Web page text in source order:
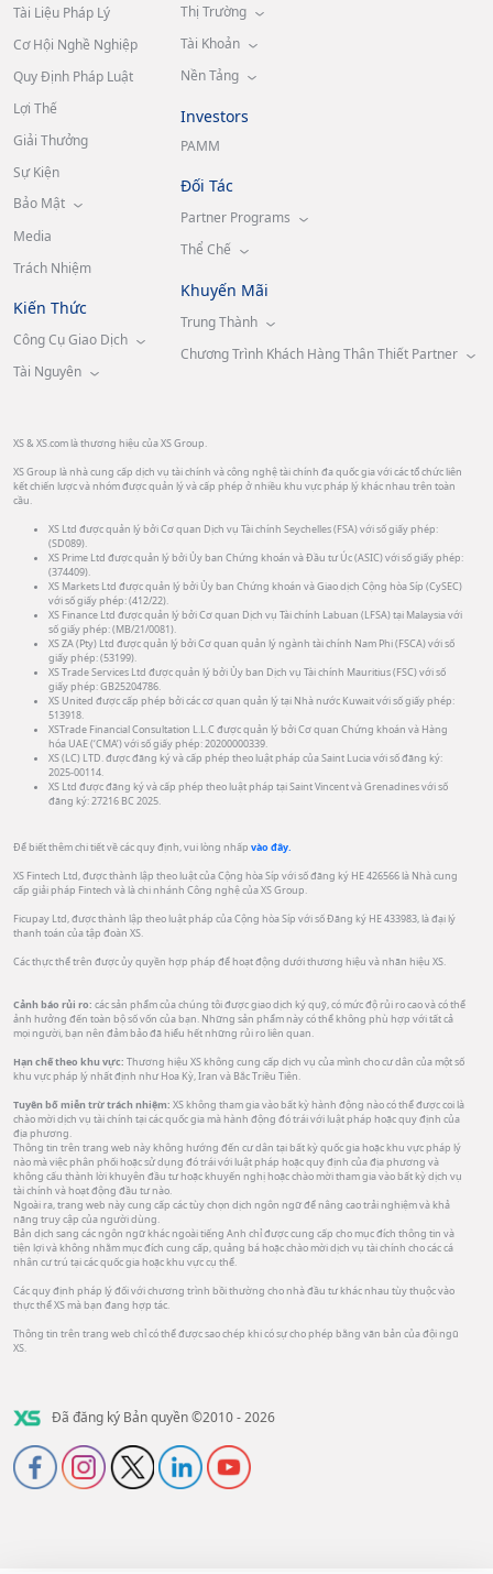
Tài Liệu Pháp Lý
Cơ Hội Nghề Nghiệp
Quy Định Pháp Luật
Lợi Thế
Giải Thưởng
Sự Kiện
Bảo Mật
Media
Trách Nhiệm
Kiến Thức
Công Cụ Giao Dịch
Tài Nguyên
Thị Trường
Tài Khoản
Nền Tảng
Investors
PAMM
Đối Tác
Partner Programs
Thể Chế
Khuyến Mãi
Trung Thành
Chương Trình Khách Hàng Thân Thiết Partner
XS & XS.com là thương hiệu của XS Group.
XS Group là nhà cung cấp dịch vụ tài chính và công nghệ tài chính đa quốc gia với các tổ chức liên
kết chiến lược và nhóm được quản lý và cấp phép ở nhiều khu vực pháp lý khác nhau trên toàn
cầu.
XS Ltd được quản lý bởi Cơ quan Dịch vụ Tài chính Seychelles (FSA) với số giấy phép:
(SD089).
XS Prime Ltd được quản lý bởi Ủy ban Chứng khoán và Đầu tư Úc (ASIC) với số giấy phép:
(374409).
XS Markets Ltd được quản lý bởi Ủy ban Chứng khoán và Giao dịch Cộng hòa Síp (CySEC)
với số giấy phép: (412/22).
XS Finance Ltd được quản lý bởi Cơ quan Dịch vụ Tài chính Labuan (LFSA) tại Malaysia với
số giấy phép: (MB/21/0081).
XS ZA (Pty) Ltd được quản lý bởi Cơ quan quản lý ngành tài chính Nam Phi (FSCA) với số
giấy phép: (53199).
XS Trade Services Ltd được quản lý bởi Ủy ban Dịch vụ Tài chính Mauritius (FSC) với số
giấy phép: GB25204786.
XS United được cấp phép bởi các cơ quan quản lý tại Nhà nước Kuwait với số giấy phép:
513918.
XSTrade Financial Consultation L.L.C được quản lý bởi Cơ quan Chứng khoán và Hàng
hóa UAE (‘CMA’) với số giấy phép: 20200000339.
XS (LC) LTD. được đăng ký và cấp phép theo luật pháp của Saint Lucia với số đăng ký:
2025-00114.
XS Ltd được đăng ký và cấp phép theo luật pháp tại Saint Vincent và Grenadines với số
đăng ký: 27216 BC 2025.
Để biết thêm chi tiết về các quy định, vui lòng nhấp vào đây.
XS Fintech Ltd, được thành lập theo luật của Cộng hòa Síp với số đăng ký HE 426566 là Nhà cung
cấp giải pháp Fintech và là chi nhánh Công nghệ của XS Group.
Ficupay Ltd, được thành lập theo luật pháp của Cộng hòa Síp với số Đăng ký HE 433983, là đại lý
thanh toán của tập đoàn XS.
Các thực thể trên được ủy quyền hợp pháp để hoạt động dưới thương hiệu và nhãn hiệu XS.
Cảnh báo rủi ro: các sản phẩm của chúng tôi được giao dịch ký quỹ, có mức độ rủi ro cao và có thể
ảnh hưởng đến toàn bộ số vốn của bạn. Những sản phẩm này có thể không phù hợp với tất cả
mọi người, bạn nên đảm bảo đã hiểu hết những rủi ro liên quan.
Hạn chế theo khu vực: Thương hiệu XS không cung cấp dịch vụ của mình cho cư dân của một số
khu vực pháp lý nhất định như Hoa Kỳ, Iran và Bắc Triều Tiên.
Tuyên bố miễn trừ trách nhiệm: XS không tham gia vào bất kỳ hành động nào có thể được coi là
chào mời dịch vụ tài chính tại các quốc gia mà hành động đó trái với luật pháp hoặc quy định của
địa phương.
Thông tin trên trang web này không hướng đến cư dân tại bất kỳ quốc gia hoặc khu vực pháp lý
nào mà việc phân phối hoặc sử dụng đó trái với luật pháp hoặc quy định của địa phương và
không cấu thành lời khuyên đầu tư hoặc khuyến nghị hoặc chào mời tham gia vào bất kỳ dịch vụ
tài chính và hoạt động đầu tư nào.
Ngoài ra, trang web này cung cấp các tùy chọn dịch ngôn ngữ để nâng cao trải nghiệm và khả
năng truy cập của người dùng.
Bản dịch sang các ngôn ngữ khác ngoài tiếng Anh chỉ được cung cấp cho mục đích thông tin và
tiện lợi và không nhằm mục đích cung cấp, quảng bá hoặc chào mời dịch vụ tài chính cho các cá
nhân cư trú tại các quốc gia hoặc khu vực cụ thể.
Các quy định pháp lý đối với chương trình bồi thường cho nhà đầu tư khác nhau tùy thuộc vào
thực thể XS mà bạn đang hợp tác.
Thông tin trên trang web chỉ có thể được sao chép khi có sự cho phép bằng văn bản của đội ngũ
XS.
Đã đăng ký Bản quyền ©2010 - 2026